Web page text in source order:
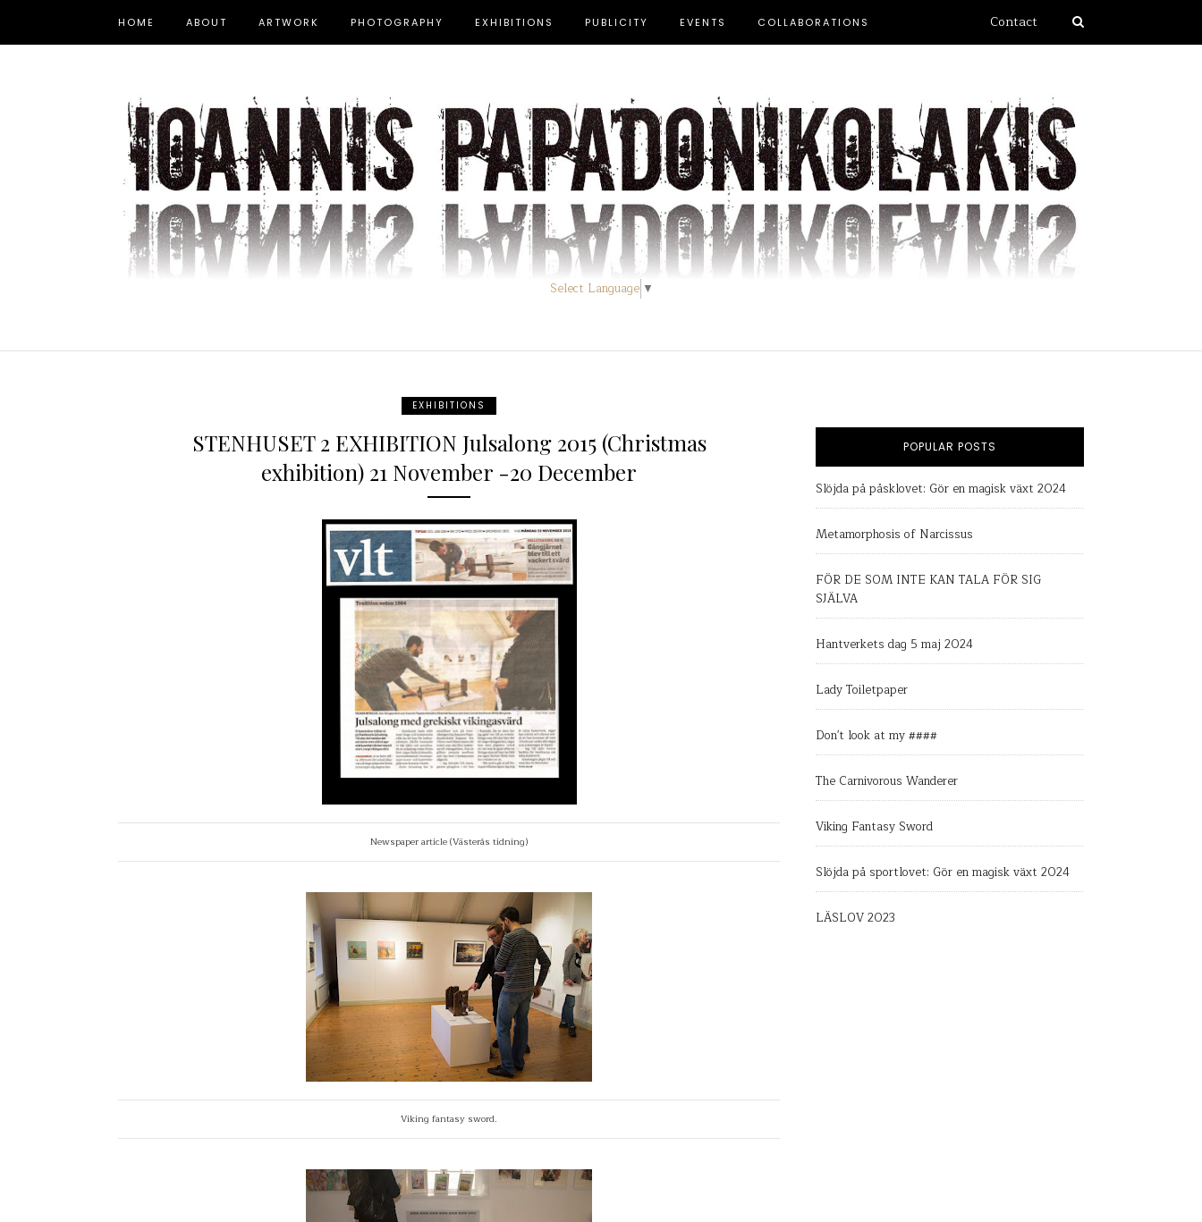
HOME ABOUT ARTWORK PHOTOGRAPHY EXHIBITIONS PUBLICITY EVENTS COLLABORATIONS Contact
Select Language ▼
EXHIBITIONS
STENHUSET 2 EXHIBITION Julsalong 2015 (Christmas
exhibition) 21 November -20 December
Newspaper article (Västerås tidning)
Viking fantasy sword.
POPULAR POSTS
Slöjda på påsklovet: Gör en magisk växt 2024
Metamorphosis of Narcissus
FÖR DE SOM INTE KAN TALA FÖR SIG
SJÄLVA
Hantverkets dag 5 maj 2024
Lady Toiletpaper
Don't look at my ####
The Carnivorous Wanderer
Viking Fantasy Sword
Slöjda på sportlovet: Gör en magisk växt 2024
LÄSLOV 2023